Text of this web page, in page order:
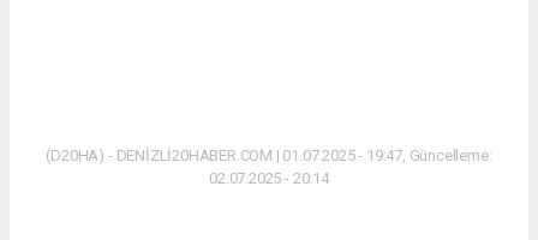
(D20HA) - DENİZLİ20HABER.COM | 01.07.2025 - 19:47, Güncelleme:
02.07.2025 - 20:14